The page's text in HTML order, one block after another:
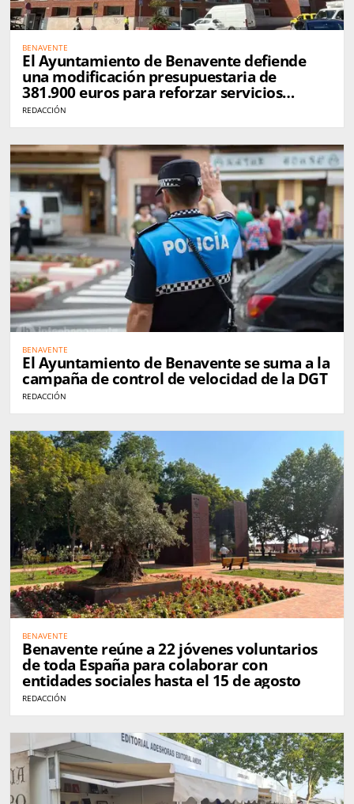
BENAVENTE
El Ayuntamiento de Benavente defiende
una modificación presupuestaria de
381.900 euros para reforzar servicios
municipales
REDACCIÓN
BENAVENTE
El Ayuntamiento de Benavente se suma a la
campaña de control de velocidad de la DGT
REDACCIÓN
BENAVENTE
Benavente reúne a 22 jóvenes voluntarios
de toda España para colaborar con
entidades sociales hasta el 15 de agosto
REDACCIÓN